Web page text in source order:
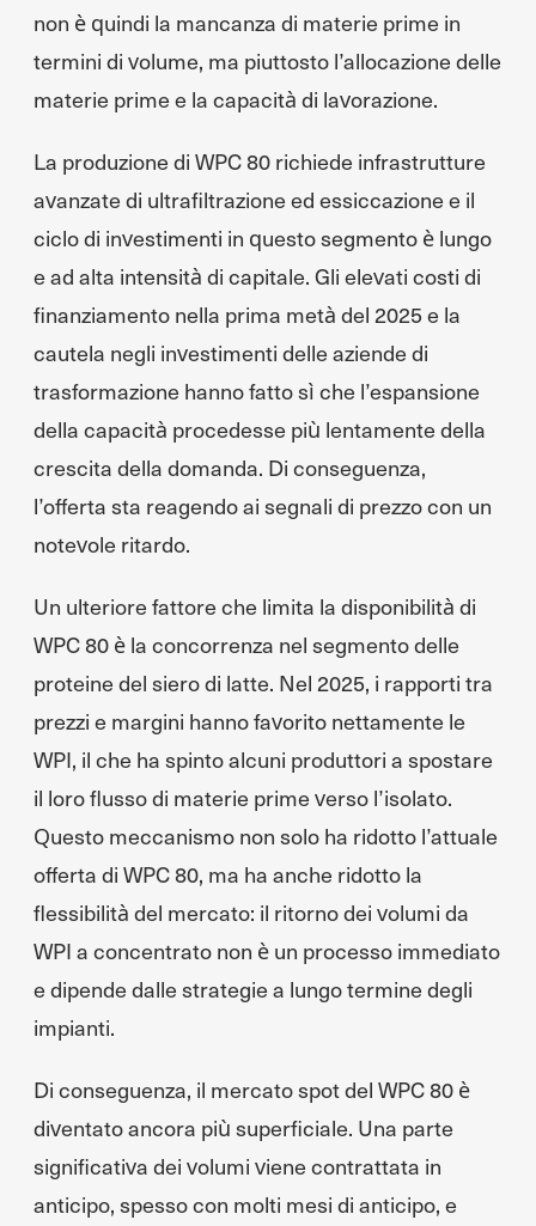
non è quindi la mancanza di materie prime in
termini di volume, ma piuttosto l’allocazione delle
materie prime e la capacità di lavorazione.
La produzione di WPC 80 richiede infrastrutture
avanzate di ultrafiltrazione ed essiccazione e il
ciclo di investimenti in questo segmento è lungo
e ad alta intensità di capitale. Gli elevati costi di
finanziamento nella prima metà del 2025 e la
cautela negli investimenti delle aziende di
trasformazione hanno fatto sì che l’espansione
della capacità procedesse più lentamente della
crescita della domanda. Di conseguenza,
l’offerta sta reagendo ai segnali di prezzo con un
notevole ritardo.
Un ulteriore fattore che limita la disponibilità di
WPC 80 è la concorrenza nel segmento delle
proteine del siero di latte. Nel 2025, i rapporti tra
prezzi e margini hanno favorito nettamente le
WPI, il che ha spinto alcuni produttori a spostare
il loro flusso di materie prime verso l’isolato.
Questo meccanismo non solo ha ridotto l’attuale
offerta di WPC 80, ma ha anche ridotto la
flessibilità del mercato: il ritorno dei volumi da
WPI a concentrato non è un processo immediato
e dipende dalle strategie a lungo termine degli
impianti.
Di conseguenza, il mercato spot del WPC 80 è
diventato ancora più superficiale. Una parte
significativa dei volumi viene contrattata in
anticipo, spesso con molti mesi di anticipo, e